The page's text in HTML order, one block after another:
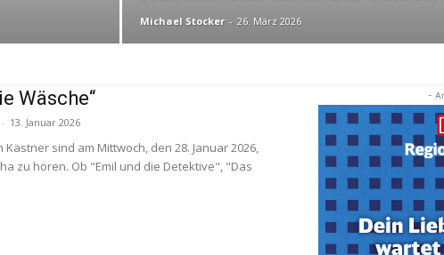
Michael Stocker - 26. März 2026
Wäsche“
- 13. Januar 2026
sind am Mittwoch, den 28. Januar 2026,
zu hören. Ob "Emil und die Detektive", "Das
-